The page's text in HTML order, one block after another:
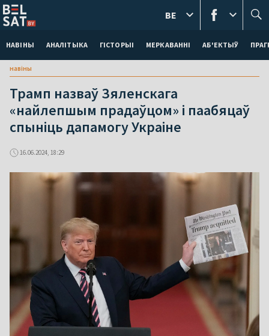
НАВІНЫ АНАЛІТЫКА ГІСТОРЫІ МЕРКАВАННI АБ'ЕКТЫЎ
BE
навіны
Трамп назваў Зяленскага
«найлепшым прадаўцом» і паабяцаў
спыніць дапамогу Украіне
16.06.2024, 18:29